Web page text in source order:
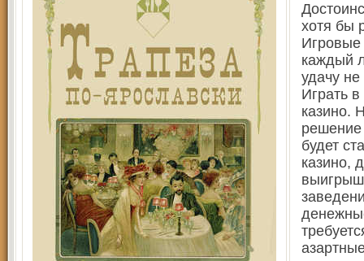
хотя бы
Игровые
каждый
удачу
Играть
казино.
решение
будет
казино,